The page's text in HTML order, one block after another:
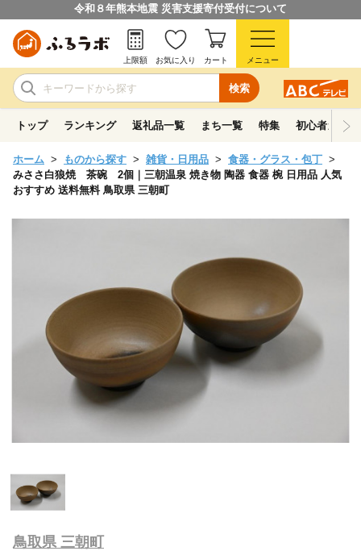
令和８年熊本地震 災害支援寄付受付について
検索
上限額 お気に入り カート メニュー
トップ ランキング 返礼品一覧 まち一覧 特集 初心者ガイド
ホーム ものから探す 雑貨・日用品
食器・グラス・包丁
みささ白狼焼 茶碗 2個｜三朝温泉 焼き物 陶器 食器 椀 日用品 人気
おすすめ 送料無料 鳥取県 三朝町
鳥取県 三朝町